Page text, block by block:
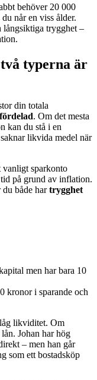
behöver 20 000
når en viss ålder.
trygghet –
typerna är
din totala
. Om det mesta
kan du stå i en
likvida medel när
sparkonto
på grund av inflation.
du både hartrygghet
men har bara 10
kronor i sparande och
likviditet. Om
Johan har hög
– men han går
som ett bostadsköp